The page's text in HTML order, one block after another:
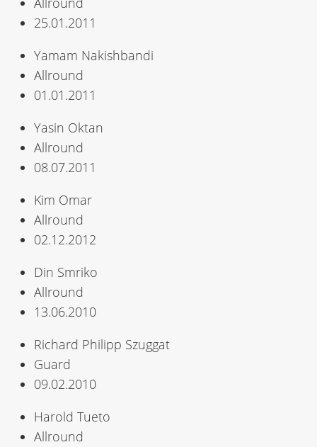
25.01.2011
Yamam Nakishbandi
Allround
01.01.2011
Yasin Oktan
Allround
08.07.2011
Kim Omar
Allround
02.12.2012
Din Smriko
Allround
13.06.2010
Richard Philipp Szuggat
Guard
09.02.2010
Harold Tueto
Allround